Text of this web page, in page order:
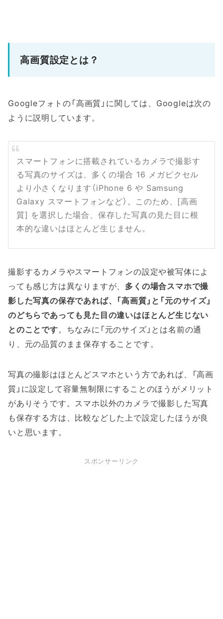
高画質設定とは？
Googleフォトの「高画質」に関しては、Googleは次の
ように説明しています。
スマートフォンに搭載されているカメラで撮影す
る写真のサイズは、多くの場合 16 メガピクセル
より小さくなります（iPhone 6 や Samsung
Galaxy スマートフォンなど）。このため、[高画
質] を選択した場合、保存した写真の見た目に根
本的な違いはほとんど生じません。
撮影するカメラやスマートフォンの設定や被写体によ
っても感じ方は異なりますが、 多くの場合スマホで撮
影した写真の保存であれば、「高画質」と「元のサイズ」
のどちらであっても見た目の違いはほとんど生じない
とのことです。ちなみに「元のサイズ」とは名前の通
り、元の品質のまま保存することです。
写真の撮影はほとんどスマホという方であれば、「高画
質」に設定して容量無制限にすることのほうがメリット
がありそうです。スマホ以外のカメラで撮影した写真
も保存する方は、比較などした上で設定したほうが良
いと思います。
スポンサーリンク